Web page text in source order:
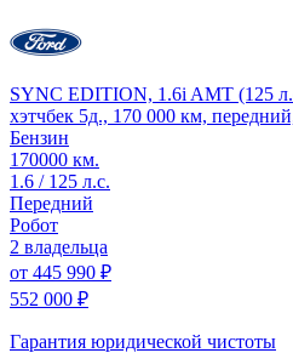
SYNC EDITION, 1.6i AMT (125
хэтчбек 5д., 170 000 км,
Бензин
170000 км.
1.6 / 125 л.с.
Передний
Робот
2 владельца
от 445 990 ₽
552 000 ₽
Гарантия юридической чистоты